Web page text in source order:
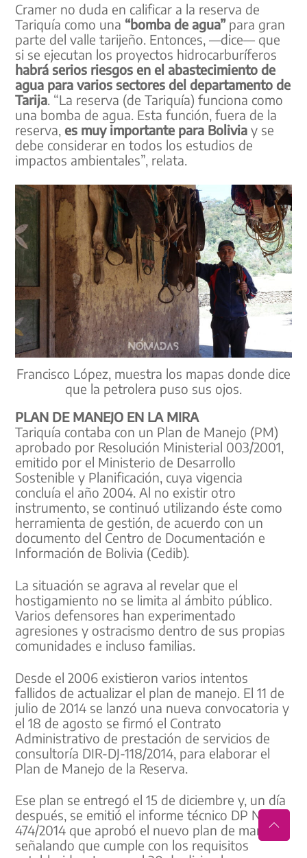
Cramer no duda en calificar a la reserva de
Tariquía como una “bomba de agua”para gran
parte del valle tarijeño. Entonces, —dice— que
si se ejecutan los proyectos hidrocarburíferos
habrá serios riesgos en el abastecimiento de
agua para varios sectores del departamento de
Tarija. “La reserva (de Tariquía) funciona como
una bomba de agua. Esta función, fuera de la
reserva,es muy importante para Bolivia y se
debe considerar en todos los estudios de
impactos ambientales”, relata.
Francisco López, muestra los mapas donde dice
que la petrolera puso sus ojos.
PLAN DE MANEJO EN LA MIRA
Tariquía contaba con un Plan de Manejo (PM)
aprobado por Resolución Ministerial 003/2001,
emitido por el Ministerio de Desarrollo
Sostenible y Planificación, cuya vigencia
concluía el año 2004. Al no existir otro
instrumento, se continuó utilizando éste como
herramienta de gestión, de acuerdo con un
documento del Centro de Documentación e
Información de Bolivia (Cedib).
La situación se agrava al revelar que el
hostigamiento no se limita al ámbito público.
Varios defensores han experimentado
agresiones y ostracismo dentro de sus propias
comunidades e incluso familias.
Desde el 2006 existieron varios intentos
fallidos de actualizar el plan de manejo. El 11 de
julio de 2014 se lanzó una nueva convocatoria y
el 18 de agosto se firmó el Contrato
Administrativo de prestación de servicios de
consultoría DIR-DJ-118/2014, para elaborar el
Plan de Manejo de la Reserva.
Ese plan se entregó el 15 de diciembre y, un día
después, se emitió el informe técnico DP Nº
474/2014 que aprobó el nuevo plan de manejo
señalando que cumple con los requisitos